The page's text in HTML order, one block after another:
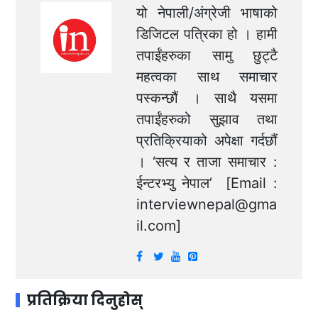
यो नेपाली/अंग्रेजी भाषाको
डिजिटल पत्रिका हो । हामी
तपाईंहरुका सामु छुट्टै
महत्वका साथ समाचार
पस्कन्छौं । साथै यसमा
तपाईंहरुको सुझाव तथा
प्रतिक्रियाको अपेक्षा गर्दछौं
। ‘सत्य र ताजा समाचार :
ईन्टरभ्यु नेपाल’ [Email :
interviewnepal@gma
il.com]
प्रतिक्रिया दिनुहोस्